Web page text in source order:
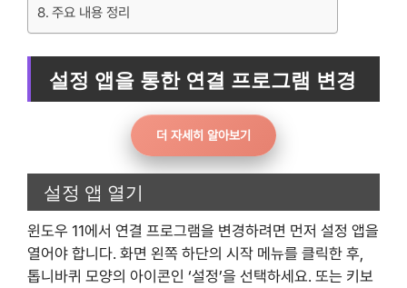
주요 내용 정리
설정 앱을 통한 연결 프로그램 변경
더 자세히 알아보기
설정 앱 열기
윈도우 11에서 연결 프로그램을 변경하려면 먼저 설정 앱을
열어야 합니다. 화면 왼쪽 하단의 시작 메뉴를 클릭한 후,
톱니바퀴 모양의 아이콘인 ‘설정’을 선택하세요. 또는 키보